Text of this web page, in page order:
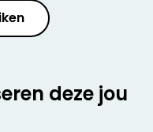
deze jou